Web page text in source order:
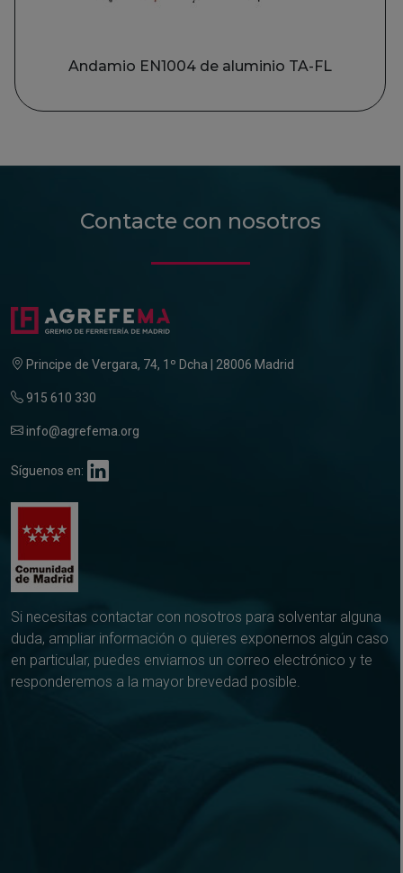
Andamio EN1004 de aluminio TA-FL
Contacte con nosotros
Principe de Vergara, 74, 1º Dcha | 28006 Madrid
915 610 330
info@agrefema.org
Síguenos en:
Si necesitas contactar con nosotros para solventar alguna
duda, ampliar información o quieres exponernos algún caso
en particular, puedes enviarnos un correo electrónico y te
responderemos a la mayor brevedad posible.